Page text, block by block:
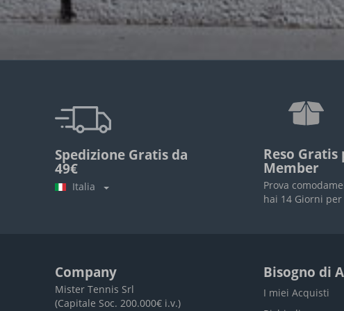
Spedizione Gratis da
49€
Italia
Reso Gratis
Member
Prova
hai 14 Giorni
Company
Mister Tennis Srl
(Capitale Soc. 200.000€ i.v.)
Bisogno di
I miei Acquisti